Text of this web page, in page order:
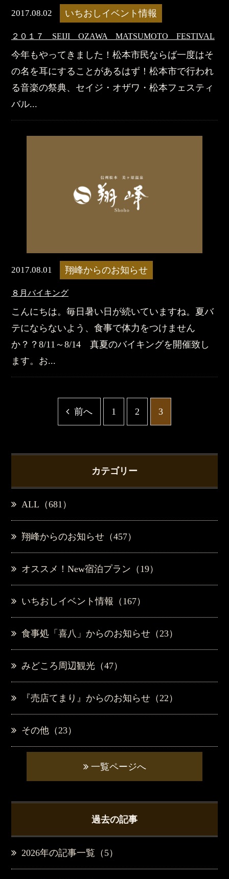
2017.08.02 いちおしイベント情報
２０１７ SEIJI OZAWA MATSUMOTO FESTIVAL
今年もやってきました！松本市民ならば一度はそ
の名を耳にすることがあるはず！松本市で行われ
る音楽の祭典、セイジ・オザワ・松本フェスティ
バル...
2017.08.01 翔峰からのお知らせ
８月バイキング
こんにちは。毎日暑い日が続いていますね。夏バ
テにならないよう、食事で体力をつけません
か？？8/11～8/14 真夏のバイキングを開催致し
ます。お...
前へ 1 2 3
カテゴリー
ALL（681）
翔峰からのお知らせ（457）
オススメ！New宿泊プラン（19）
いちおしイベント情報（167）
食事処「喜八」からのお知らせ（23）
みどころ周辺観光（47）
『売店てまり』からのお知らせ（22）
その他（23）
一覧ページへ
過去の記事
2026年の記事一覧（5）